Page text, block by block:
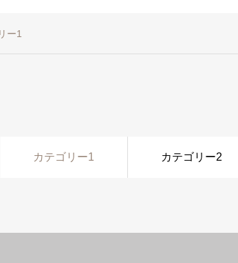
ー1
カテゴリー1 カテゴリー2